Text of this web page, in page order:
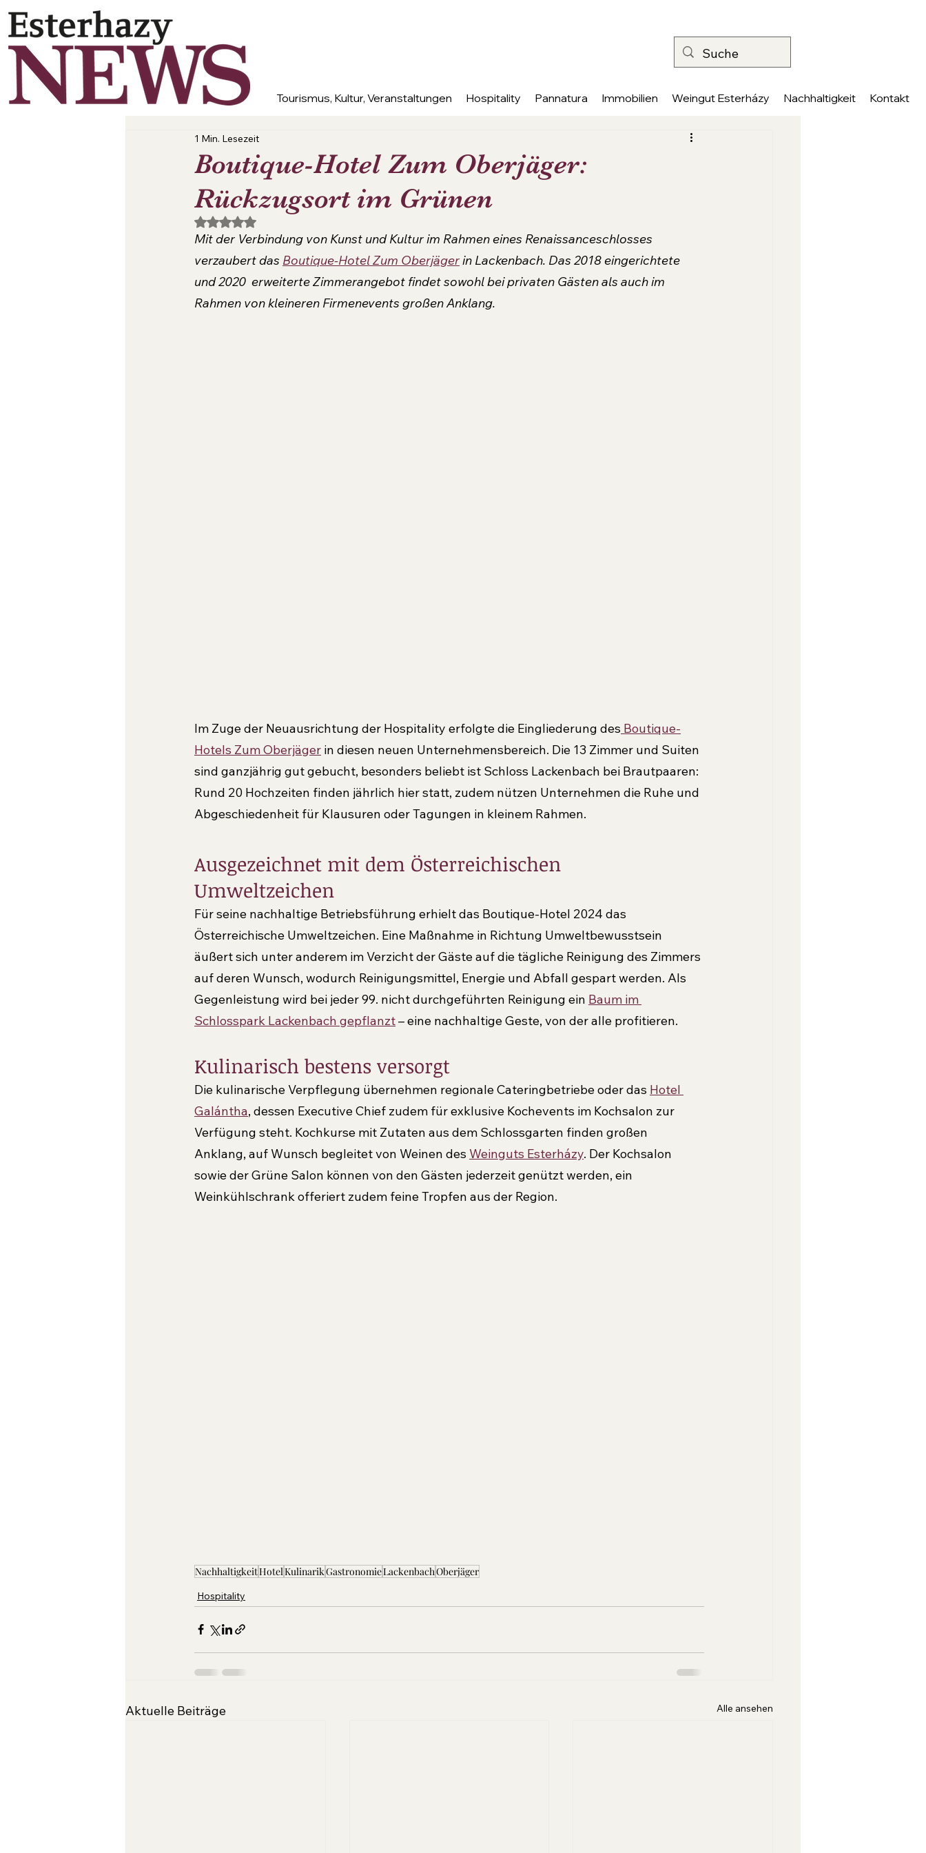
Tourismus, Kultur, Veranstaltungen Hospitality Pannatura Immobilien Weingut Esterházy Nachhaltigkeit Kontakt
Boutique-Hotel Zum Oberjäger:
Rückzugsort im Grünen
1 Min. Lesezeit
Mit NaN von 5 Sternen bewertet.
Mit der Verbindung von Kunst und Kultur im Rahmen eines Renaissanceschlosses
verzaubert das Boutique-Hotel Zum Oberjäger in Lackenbach. Das 2018 eingerichtete
und 2020  erweiterte Zimmerangebot findet sowohl bei privaten Gästen als auch im
Rahmen von kleineren Firmenevents großen Anklang.
Im Zuge der Neuausrichtung der Hospitality erfolgte die Eingliederung des Boutique-
Hotels Zum Oberjäger in diesen neuen Unternehmensbereich. Die 13 Zimmer und Suiten
sind ganzjährig gut gebucht, besonders beliebt ist Schloss Lackenbach bei Brautpaaren:
Rund 20 Hochzeiten finden jährlich hier statt, zudem nützen Unternehmen die Ruhe und
Abgeschiedenheit für Klausuren oder Tagungen in kleinem Rahmen.
Ausgezeichnet mit dem Österreichischen
Umweltzeichen
Für seine nachhaltige Betriebsführung erhielt das Boutique-Hotel 2024 das
Österreichische Umweltzeichen. Eine Maßnahme in Richtung Umweltbewusstsein
äußert sich unter anderem im Verzicht der Gäste auf die tägliche Reinigung des Zimmers
auf deren Wunsch, wodurch Reinigungsmittel, Energie und Abfall gespart werden. Als
Gegenleistung wird bei jeder 99. nicht durchgeführten Reinigung ein Baum im
Schlosspark Lackenbach gepflanzt – eine nachhaltige Geste, von der alle profitieren.
Kulinarisch bestens versorgt
Die kulinarische Verpflegung übernehmen regionale Cateringbetriebe oder das Hotel
Galántha, dessen Executive Chief zudem für exklusive Kochevents im Kochsalon zur
Verfügung steht. Kochkurse mit Zutaten aus dem Schlossgarten finden großen
Anklang, auf Wunsch begleitet von Weinen des Weinguts Esterházy. Der Kochsalon
sowie der Grüne Salon können von den Gästen jederzeit genützt werden, ein
Weinkühlschrank offeriert zudem feine Tropfen aus der Region.
NachhaltigkeitHotelKulinarikGastronomieLackenbachOberjäger
Hospitality
Aktuelle Beiträge Alle ansehen